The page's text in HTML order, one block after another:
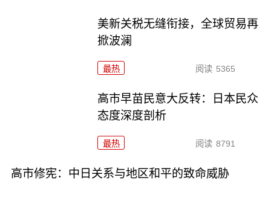
美新关税无缝衔接，全球贸易再
掀波澜
最热 阅读 5365
高市早苗民意大反转：日本民众
态度深度剖析
最热 阅读 8791
高市修宪：中日关系与地区和平的致命威胁